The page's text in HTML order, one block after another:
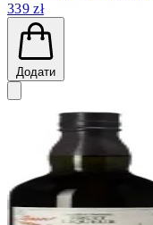
339 zł
Додати